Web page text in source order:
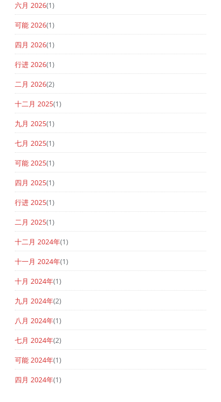
六月 2026(1)
可能 2026(1)
四月 2026(1)
行进 2026(1)
二月 2026(2)
十二月 2025(1)
九月 2025(1)
七月 2025(1)
可能 2025(1)
四月 2025(1)
行进 2025(1)
二月 2025(1)
十二月 2024年(1)
十一月 2024年(1)
十月 2024年(1)
九月 2024年(2)
八月 2024年(1)
七月 2024年(2)
可能 2024年(1)
四月 2024年(1)